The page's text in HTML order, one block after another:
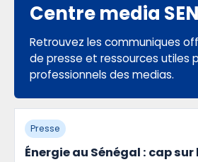
Centre media
Retrouvez les communiques
de presse et ressources utiles
professionnels des medias.
Presse
Énergie au Sénégal : cap